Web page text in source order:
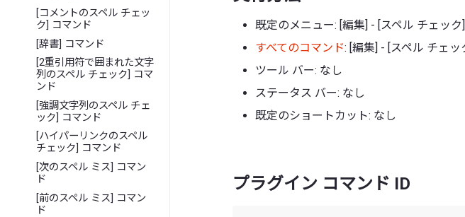
[コメントのスペル チェッ
ク] コマンド
[辞書] コマンド
[2重引用符で囲まれた文字
列のスペル チェック] コマ
ンド
[強調文字列のスペル チェ
ック] コマンド
[ハイパーリンクのスペル
チェック] コマンド
[次のスペル ミス] コマン
ド
[前のスペル ミス] コマン
ド
既定のメニュー: [編集] - [スペル チェッ
すべてのコマンド: [編集] - [スペル チェ
ツール バー: なし
ステータス バー: なし
既定のショートカット: なし
プラグイン コマンド ID